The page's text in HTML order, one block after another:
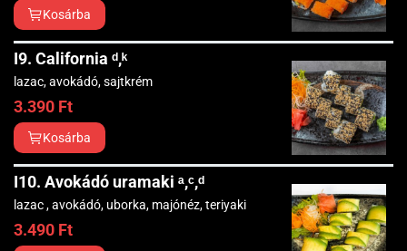
Kosárba
I9. California ᵈ,ᵏ
lazac, avokádó, sajtkrém
3.390 Ft
Kosárba
I10. Avokádó uramaki ᵃ,ᶜ,ᵈ
lazac , avokádó, uborka, majónéz, teriyaki
3.490 Ft